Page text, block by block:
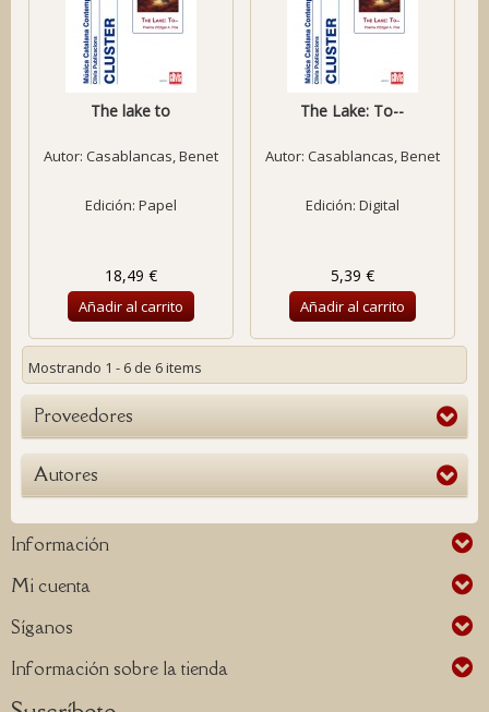
The lake to
Autor: Casablancas, Benet
Edición: Papel
18,49 €
Añadir al carrito
The Lake: To--
Autor: Casablancas, Benet
Edición: Digital
5,39 €
Añadir al carrito
Mostrando 1 - 6 de 6 items
Proveedores
Autores
Información
Mi cuenta
Síganos
Información sobre la tienda